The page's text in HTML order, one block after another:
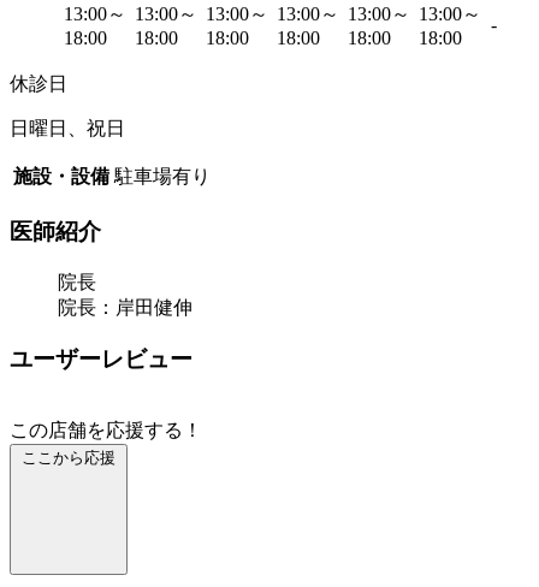
13:00～
18:00
13:00～
18:00
13:00～
18:00
13:00～
18:00
13:00～
18:00
13:00～
18:00
-
休診日
日曜日、祝日
施設・設備 駐車場有り
医師紹介
院長
院長：岸田健伸
ユーザーレビュー
この店舗を応援する！
ここから応援